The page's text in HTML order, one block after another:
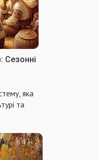
Сезонні
яка
та